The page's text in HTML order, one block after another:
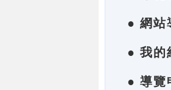
● 網站
● 我的
● 導覽